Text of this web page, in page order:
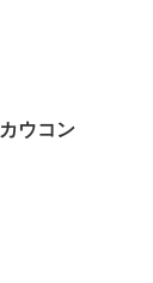
カウコン